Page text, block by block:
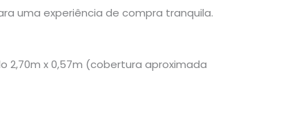
uma experiência de compra tranquila.
2,70m x 0,57m (cobertura aproximada